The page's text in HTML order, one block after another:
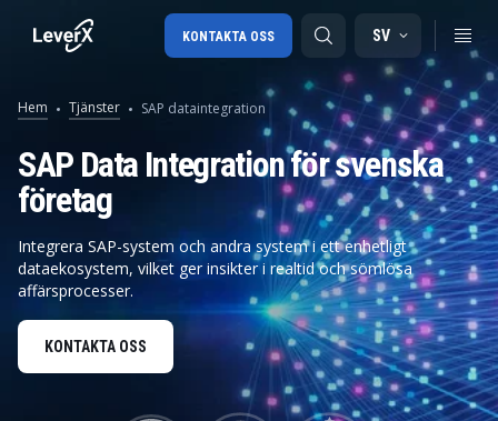
SAP-konsulttjänster
SAP Ariba
SV
KONTAKTA OSS
Hem Tjänster SAP dataintegration
SAP Data Integration för svenska
företag
Integrera SAP-system och andra system i ett enhetligt
dataekosystem, vilket ger insikter i realtid och sömlösa
affärsprocesser.
KONTAKTA OSS